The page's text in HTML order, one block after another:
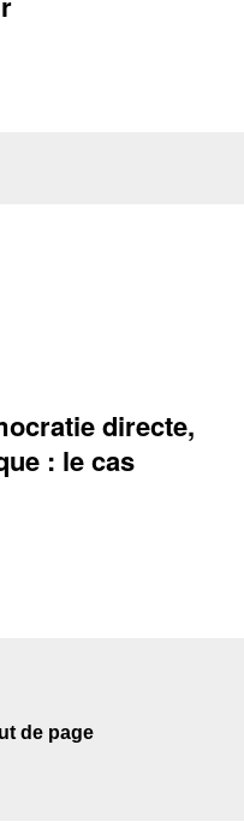
directe,
: le cas
de page